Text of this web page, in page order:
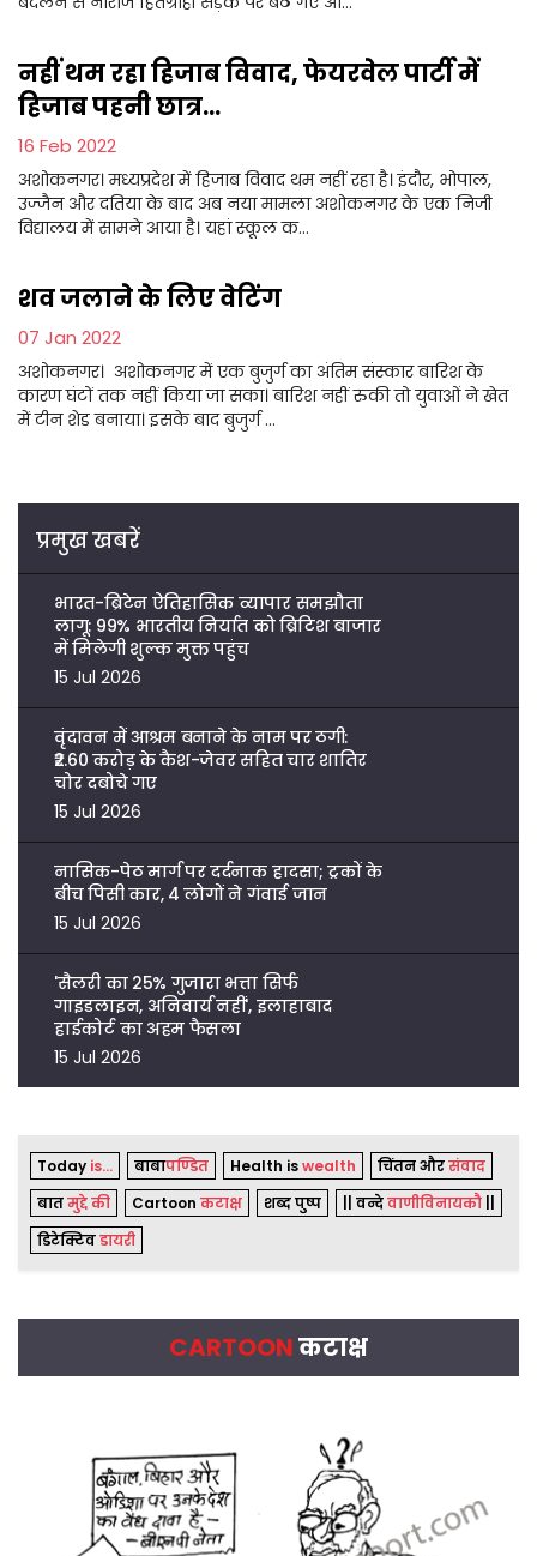
नहीं थम रहा हिजाब विवाद, फेयरवेल पार्टी में
हिजाब पहनी छात्र...
16 Feb 2022
अशोकनगर। मध्यप्रदेश में हिजाब विवाद थम नहीं रहा है। इंदौर, भोपाल,
उज्जैन और दतिया के बाद अब नया मामला अशोकनगर के एक निजी
विद्यालय में सामने आया है। यहां स्कूल क...
शव जलाने के लिए वेटिंग
07 Jan 2022
अशोकनगर। अशोकनगर में एक बुजुर्ग का अंतिम संस्कार बारिश के
कारण घंटों तक नहीं किया जा सका। बारिश नहीं रुकी तो युवाओं ने खेत
में टीन शेड बनाया। इसके बाद बुजुर्ग ...
प्रमुख खबरें
भारत-ब्रिटेन ऐतिहासिक व्यापार समझौता
लागू: 99% भारतीय निर्यात को ब्रिटिश बाजार
में मिलेगी शुल्क मुक्त पहुंच
15 Jul 2026
वृंदावन में आश्रम बनाने के नाम पर ठगी:
₹2.60 करोड़ के कैश-जेवर सहित चार शातिर
चोर दबोचे गए
15 Jul 2026
नासिक-पेठ मार्ग पर दर्दनाक हादसा; ट्रकों के
बीच पिसी कार, 4 लोगों ने गंवाई जान
15 Jul 2026
'सैलरी का 25% गुजारा भत्ता सिर्फ
गाइडलाइन, अनिवार्य नहीं', इलाहाबाद
हाईकोर्ट का अहम फैसला
15 Jul 2026
Today is... बाबापण्डित Health iswealth चिंतन औरसंवाद
बातमुद्दे की Cartoon कटाक्ष शब्द पुष्प || वन्देवाणीविनायकौ
डिटेक्टिवडायरी
CARTOONकटाक्ष